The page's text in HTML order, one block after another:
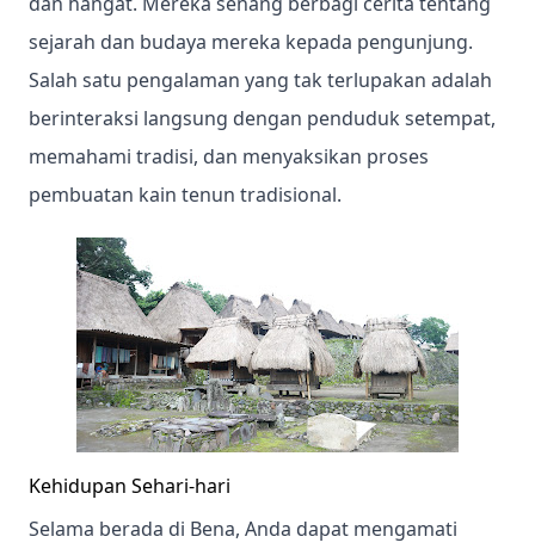
sejarah dan budaya mereka kepada pengunjung.
Salah satu pengalaman yang tak terlupakan adalah
berinteraksi langsung dengan penduduk setempat,
memahami tradisi, dan menyaksikan proses
pembuatan kain tenun tradisional.
Kehidupan Sehari-hari
Selama berada di Bena, Anda dapat mengamati